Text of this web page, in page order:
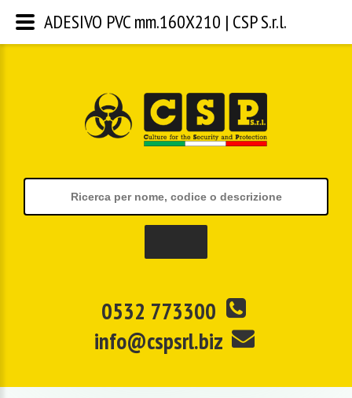
0532 773300
info@cspsrl.biz
ADESIVO PVC mm.160X210 | CSP S.r.l.